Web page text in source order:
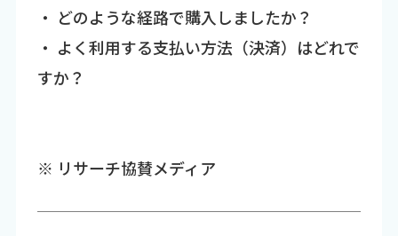
・ どのような経路で購入しましたか？
・ よく利用する支払い方法（決済）はどれで
すか？
※ リサーチ協賛メディア